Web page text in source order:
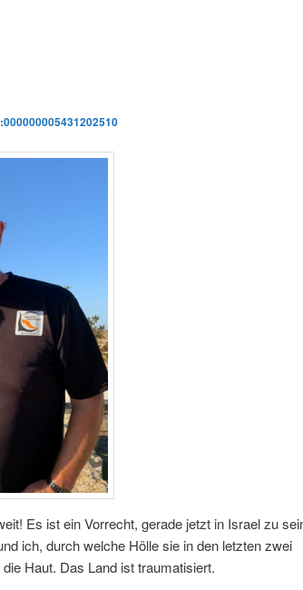
Es ist ein Vorrecht, gerade jetzt in Israel zu
ich, durch welche Hölle sie in den letzten zwei
Haut. Das Land ist traumatisiert.